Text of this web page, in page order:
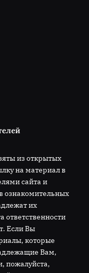
из открытых
на материал в
сайта и
ознакомительных
их
ответственности
Если Вы
которые
Вам,
пожалуйста,